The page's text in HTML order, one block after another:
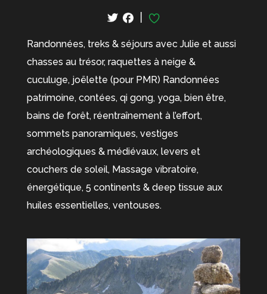
|
Randonnées, treks & séjours avec Julie et aussi
chasses au trésor, raquettes à neige &
cuculuge, joëlette (pour PMR) Randonnées
patrimoine, contées, qi gong, yoga, bien être,
bains de forêt, réentraînement à l’effort,
sommets panoramiques, vestiges
archéologiques & médiévaux, levers et
couchers de soleil, Massage vibratoire,
énergétique, 5 continents & deep tissue aux
huiles essentielles, ventouses.